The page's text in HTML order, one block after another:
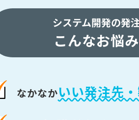
システム開発の発
こんなお悩
なかなかいい発注先